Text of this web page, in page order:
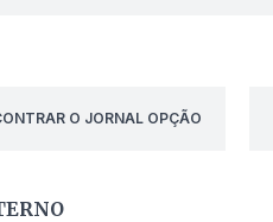
O JORNAL OPÇÃO